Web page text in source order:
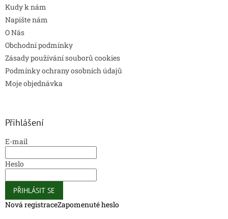
Kudy k nám
Napište nám
O Nás
Obchodní podmínky
Zásady používání souborů cookies
Podmínky ochrany osobních údajů
Moje objednávka
Přihlášení
E-mail
Heslo
PŘIHLÁSIT SE
Nová registraceZapomenuté heslo